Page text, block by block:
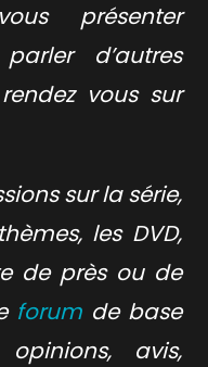
présenter
d’autres
rendez vous sur
sur la série,
les DVD,
de près ou de
forum de base
avis,